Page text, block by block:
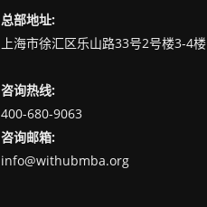
总部地址:
上海市徐汇区乐山路33号2号楼3-4楼
咨询热线:
400-680-9063
咨询邮箱:
info@withubmba.org